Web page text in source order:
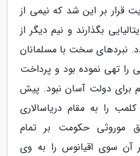
قرار بر این شد که نیمی از
بگذارند و نیم دیگر از
نبردهای سخت با مسلمانان
را تهی نموده بود و پرداخت
دولت آسان نبود. پیش
را به مقام دریاسالاری
موروثی حکومت بر تمام
سوی اقیانوس را به وی